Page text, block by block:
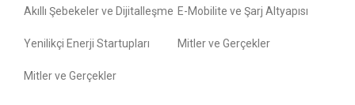
Akıllı Şebekeler ve Dijitalleşme E-Mobilite ve Şarj Altyapısı
Yenilikçi Enerji Startupları Mitler ve Gerçekler
Mitler ve Gerçekler